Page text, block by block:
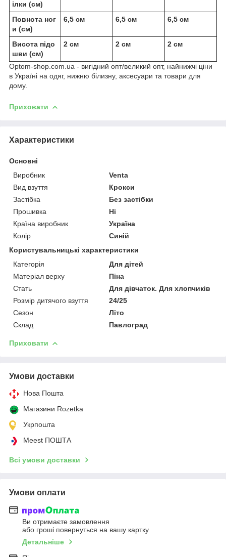
ілки (см)
Повнота ног
и (см)
6,5 см 6,5 см 6,5 см
Висота підо
шви (см)
2 см 2 см 2 см
Optom-shop.com.ua - вигідний опт/великий опт, найнижчі ціни
в Україні на одяг, нижню білизну, аксесуари та товари для
дому.
Приховати
Характеристики
Основні
Виробник
Venta
Вид взуття
Крокси
Застібка
Без застібки
Прошивка
Ні
Країна виробник
Україна
Колір
Синій
Користувальницькі характеристики
Категорія
Для дітей
Матеріал верху
Піна
Стать
Для дівчаток. Для хлопчиків
Розмір дитячого взуття
24/25
Сезон
Літо
Склад
Павлоград
Приховати
Умови доставки
Нова Пошта
Магазини Rozetka
Укрпошта
Meest ПОШТА
Всі умови доставки
Умови оплати
Ви отримаєте замовлення
або гроші повернуться на вашу картку
Детальніше